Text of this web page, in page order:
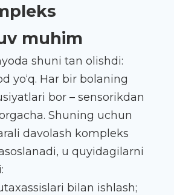
muhim
shuni tan olishdi:
yo‘q. Har bir bolaning
bor – sensorikdan
Shuning uchun
davolash kompleks
u quyidagilarni
bilan ishlash;